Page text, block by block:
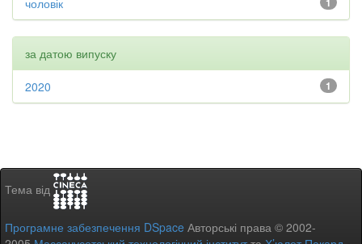
чоловік
за датою випуску
1
2020
Тема від
Програмне забезпечення DSpace Авторські права © 2002-